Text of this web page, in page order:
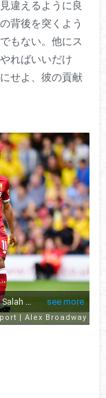
違えるように良
背後を突くよう
もない。他にス
ればいいだけ
せよ、彼の貢献